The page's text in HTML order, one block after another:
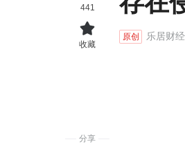
原创 乐居财经
441
收藏
分享